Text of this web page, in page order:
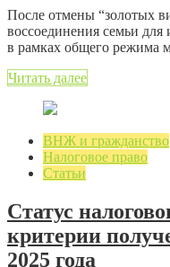
После отмены “золотых
воссоединения семьи для
в рамках общего режима
Читать далее
ВНЖ и гражданство
Налоговое право
Статьи
Статус
критерии
2025 года